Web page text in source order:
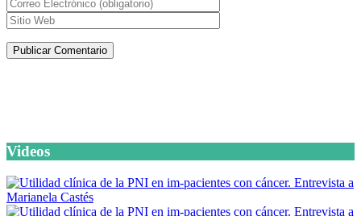
Videos